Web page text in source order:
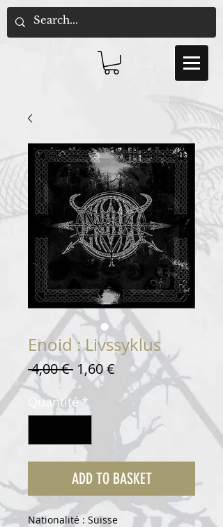
Enoid : Livssyklus
4,00 € Prix
original
1,60 €Prix
promotionnel
Quantité*
ADD TO BASKET
Nationalité : Suisse